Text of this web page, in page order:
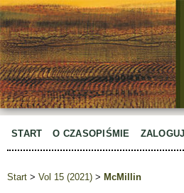
START O CZASOPIŚMIE ZALOGUJ
Start > Vol 15 (2021) > McMillin